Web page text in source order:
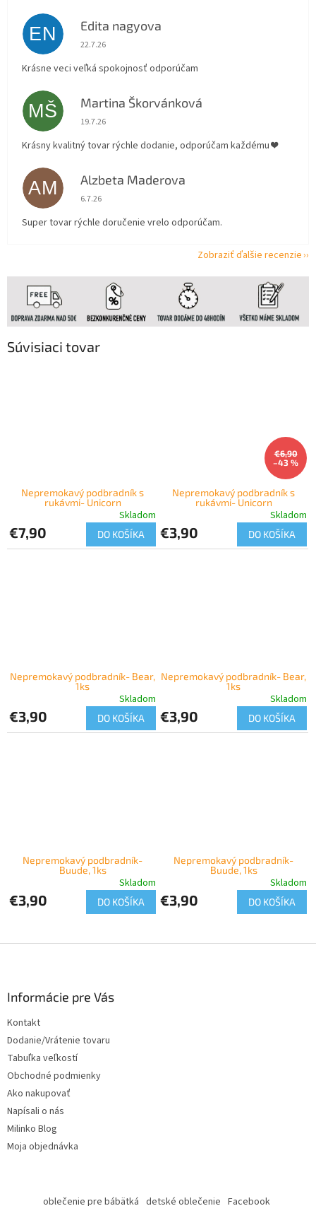
Súvisiaci tovar
Nepremokavý podbradník s
rukávmi- Unicorn
Skladom
€7,90 DO KOŠÍKA
€6,90
–43 %
Nepremokavý podbradník s
rukávmi- Unicorn
Skladom
€3,90 DO KOŠÍKA
Nepremokavý podbradník- Bear,
1ks
Skladom
€3,90 DO KOŠÍKA
Nepremokavý podbradník- Bear,
1ks
Skladom
€3,90 DO KOŠÍKA
Nepremokavý podbradník-
Buude, 1ks
Skladom
€3,90 DO KOŠÍKA
Nepremokavý podbradník-
Buude, 1ks
Skladom
€3,90 DO KOŠÍKA
EN Edita nagyova
Hodnotenie obchodu je 5 z 5 hviezdičiek.
22.7.26
Krásne veci veľká spokojnosť odporúčam
MŠ Martina Škorvánková
Hodnotenie obchodu je 5 z 5 hviezdičiek.
19.7.26
Krásny kvalitný tovar rýchle dodanie, odporúčam každému ❤️
AM Alzbeta Maderova
Hodnotenie obchodu je 5 z 5 hviezdičiek.
6.7.26
Super tovar rýchle doručenie vrelo odporúčam.
Zobraziť ďalšie recenzie
Informácie pre Vás
Kontakt
Dodanie/Vrátenie tovaru
Tabuľka veľkostí
Obchodné podmienky
Ako nakupovať
Napísali o nás
Milinko Blog
Moja objednávka
oblečenie pre bábätká detské oblečenie Facebook